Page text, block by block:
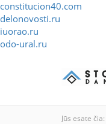
constitucion40.com
delonovosti.ru
iuorao.ru
odo-ural.ru
Jūs esate čia: